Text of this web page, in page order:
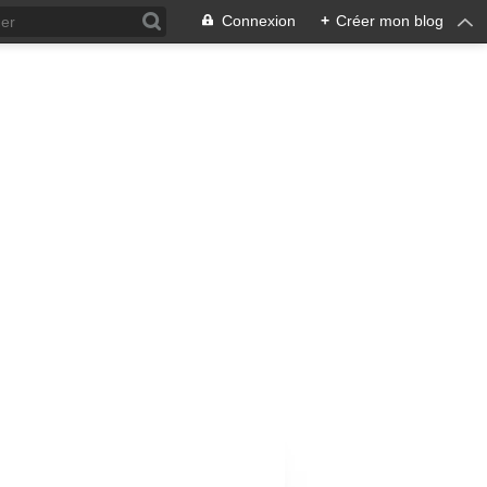
Connexion + Créer mon blog